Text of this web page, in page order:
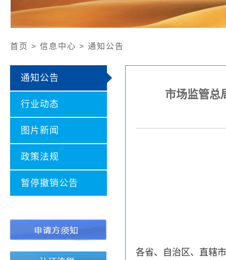
认证业务范围
社会责任报告
首页 > 信息中心 > 通知公告
通知公告
行业动态
图片新闻
政策法规
暂停撤销公告
市场监管总
各省、自治区、直辖